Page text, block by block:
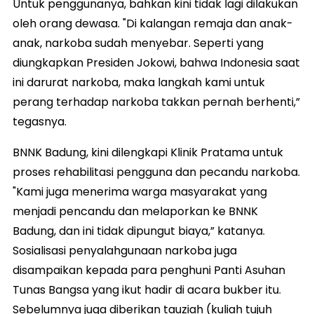
Untuk penggunanya, bahkan kini tidak lagi dilakukan
oleh orang dewasa. "Di kalangan remaja dan anak-
anak, narkoba sudah menyebar. Seperti yang
diungkapkan Presiden Jokowi, bahwa Indonesia saat
ini darurat narkoba, maka langkah kami untuk
perang terhadap narkoba takkan pernah berhenti,”
tegasnya.
BNNK Badung, kini dilengkapi Klinik Pratama untuk
proses rehabilitasi pengguna dan pecandu narkoba.
"Kami juga menerima warga masyarakat yang
menjadi pencandu dan melaporkan ke BNNK
Badung, dan ini tidak dipungut biaya,” katanya.
Sosialisasi penyalahgunaan narkoba juga
disampaikan kepada para penghuni Panti Asuhan
Tunas Bangsa yang ikut hadir di acara bukber itu.
Sebelumnya juga diberikan tauziah (kuliah tujuh